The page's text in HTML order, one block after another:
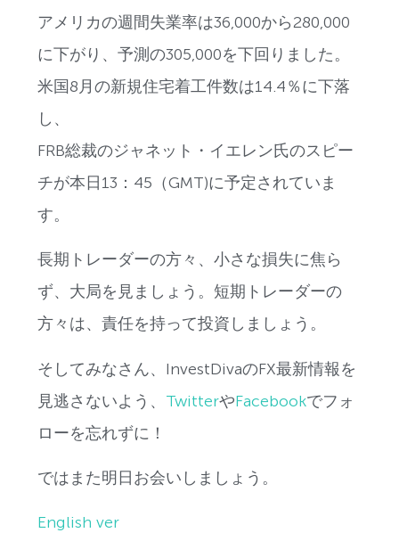
アメリカの週間失業率は36,000から280,000
に下がり、予測の305,000を下回りました。
米国8月の新規住宅着工件数は14.4％に下落
し、
FRB総裁のジャネット・イエレン氏のスピー
チが本日13：45（GMT)に予定されていま
す。
長期トレーダーの方々、小さな損失に焦ら
ず、大局を見ましょう。短期トレーダーの
方々は、責任を持って投資しましょう。
そしてみなさん、InvestDivaのFX最新情報を
見逃さないよう、 TwitterやFacebookでフォ
ローを忘れずに！
ではまた明日お会いしましょう。
English ver